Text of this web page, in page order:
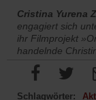
Cristina Yurena
engagiert sich
ihr Filmprojekt
handelnde
Schlagwörter: